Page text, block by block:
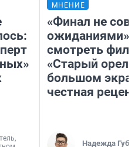
МНЕНИЕ
«Финал не
ожиданиями»:
смотреть
«Старый орел»
большом
честная
Надежда